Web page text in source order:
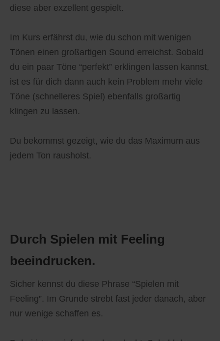
diese aber exzellent gespielt.
Im Kurs erfährst du, wie du schon mit wenigen
Tönen einen großartigen Sound erreichst. Sobald
du ein paar Töne “perfekt” erklingen lassen kannst,
ist es für dich dann auch kein Problem mehr viele
Töne (schnelleres Spiel) ebenfalls großartig
klingen zu lassen.
Du bekommst gezeigt, wie du das Maximum aus
jedem Ton rausholst.
Durch Spielen mit Feeling
beeindrucken.
Sicher kennst du diese Phrase “Spielen mit
Feeling”. Im Grunde strebt fast jeder danach, aber
nur wenige schaffen es.